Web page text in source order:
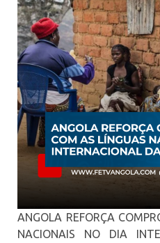
ANGOLA REFORÇA
NACIONAIS NO DIA